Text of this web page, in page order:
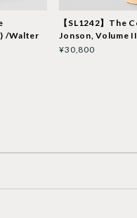
/Walter
【SL1242】The
Jonson, Volume
¥30,800